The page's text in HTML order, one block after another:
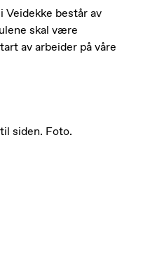
består av
skal være
av arbeider på våre